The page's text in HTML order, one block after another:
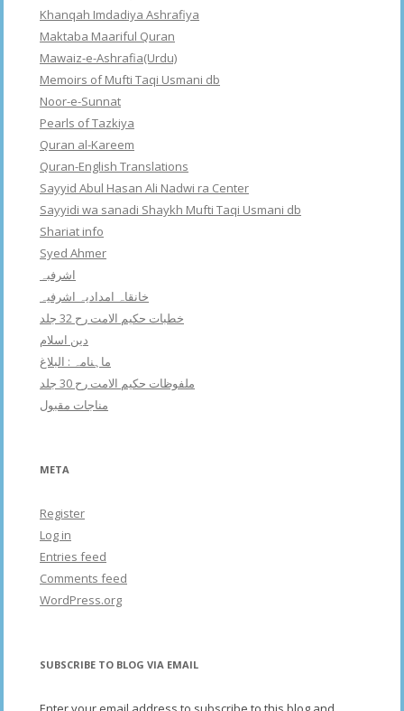
Khanqah Imdadiya Ashrafiya
Maktaba Maariful Quran
Mawaiz-e-Ashrafia(Urdu)
Memoirs of Mufti Taqi Usmani db
Noor-e-Sunnat
Pearls of Tazkiya
Quran al-Kareem
Quran-English Translations
Sayyid Abul Hasan Ali Nadwi ra Center
Sayyidi wa sanadi Shaykh Mufti Taqi Usmani db
Shariat info
Syed Ahmer
اشرفبہ
خانقاہ امدادیہ اشرفیہ
خطبات حکیم الامت رح 32 جلد
دین اسلام
ماہنامہ : البلاغ
ملفوظات حکیم الامت رح 30 جلد
مناجات مقبول
META
Register
Log in
Entries feed
Comments feed
WordPress.org
SUBSCRIBE TO BLOG VIA EMAIL